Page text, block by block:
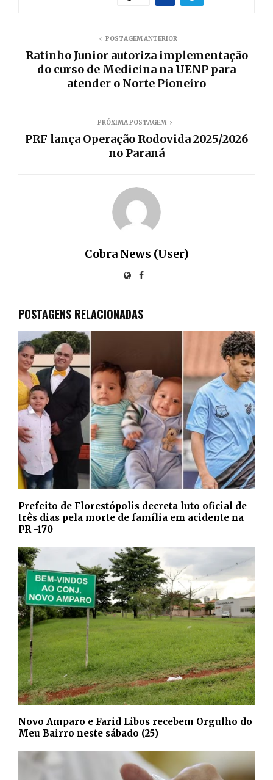
POSTAGEM ANTERIOR
Ratinho Junior autoriza implementação
do curso de Medicina na UENP para
atender o Norte Pioneiro
PRÓXIMA POSTAGEM
PRF lança Operação Rodovida 2025/2026
no Paraná
Cobra News (User)
POSTAGENS RELACIONADAS
Prefeito de Florestópolis decreta luto oficial de
três dias pela morte de família em acidente na
PR -170
Novo Amparo e Farid Libos recebem Orgulho do
Meu Bairro neste sábado (25)